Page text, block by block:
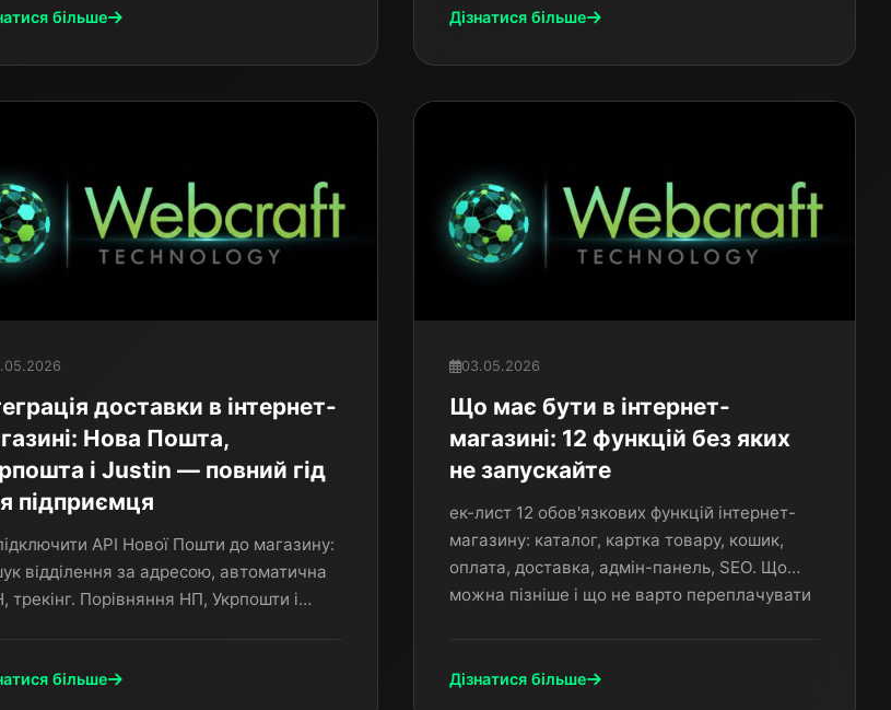
більше Дізнатися більше
доставки в інтернет-
Нова Пошта,
і Justin — повний гід
підприємця
API Нової Пошти до магазину:
відділення за адресою, автоматична
трекінг. Порівняння НП, Укрпошти і
більше
03.05.2026
Що має бути в інтернет-
магазині: 12 функцій без яких
не запускайте
ек-лист 12 обов'язкових функцій інтернет-
магазину: каталог, картка товару, кошик,
оплата, доставка, адмін-панель, SEO. Що
можна пізніше і що не варто переплачувати
Дізнатися більше